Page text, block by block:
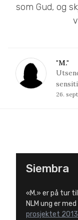
som Gud, og
"M."
26.
Siembra
«M.» er på tur
NLM ung er
prosjektet